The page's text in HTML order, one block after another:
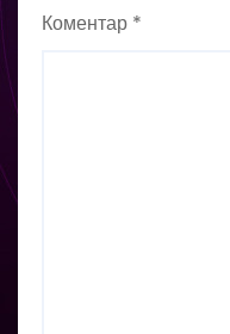
Коментар *